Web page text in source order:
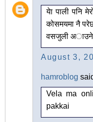
येा पाली पनि
कोसमयमा नै
वसजुली अाउने
August 3,
hamroblog
Vela ma
pakkai